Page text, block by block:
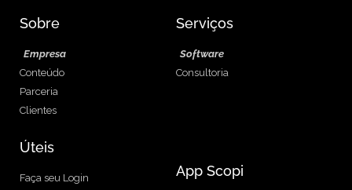
Sobre
Empresa
Conteúdo
Parceria
Clientes
Serviços
Software
Consultoria
Úteis
Faça seu Login
App Scopi